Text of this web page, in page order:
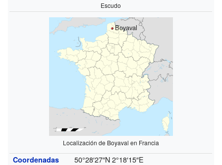
Escudo
Boyaval
Localización de Boyaval en Francia
Coordenadas 50°28′27″N 2°18′15″E